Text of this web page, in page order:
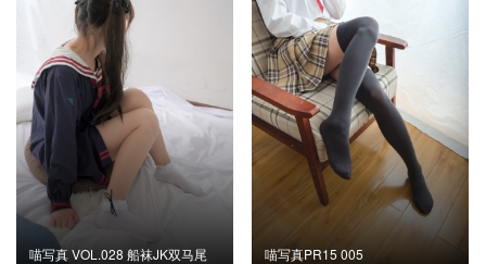
喵写真 VOL.028 船袜JK双马尾 喵写真PR15 005